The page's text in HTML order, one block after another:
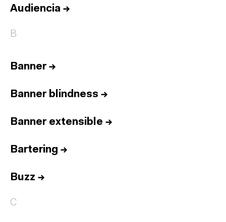
Audiencia →
B
Banner→
Banner blindness →
Banner extensible →
Bartering →
Buzz →
C